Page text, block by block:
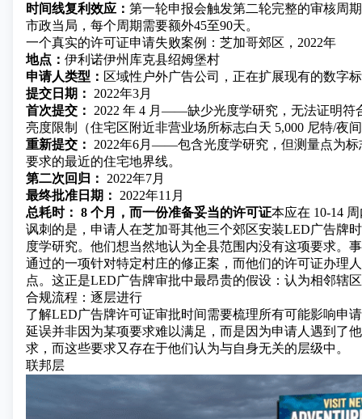
时间线复利效应： 第一轮申报会触发第二轮完整的审核周
市政当局，每个周期需要额外45至90天。
一个真实的许可证申请失败案例：芝加哥郊区，2022年
地点： 伊利诺伊州库克县绍姆堡村
申请人类型： 区域性户外广告公司，正在扩展现有的数字
提交日期：
2022年3月
首次提交：
2022 年 4 月——缺少光度学研究，无法证明符
亮度限制（住宅区附近非营业场所标志白天 5,000 尼特/夜
重新提交：
2022年6月——包含光度学研究，但测量点为标
要求的最近的住宅地界线。
第二次回归：
2022年7月
最终批准日期：
2022年11月
总耗时： 8 个月，而一份准备妥当的许可证本应在 10-14
讽刺的是，申请人在芝加哥其他三个郊区安装LED广告牌
度学研究。他们想当然地认为全县范围内没有这项要求。
通过的一项针对特定村庄的修正案，而他们的许可证办理
点。这正是LED广告牌审批中最昂贵的假设：认为相邻辖
合规流程：逐层进行
了解LED广告牌许可证审批时间需要梳理所有可能影响申
延误并非因为某项要求难以满足，而是因为申请人遇到了
求，而这些要求又存在于他们认为与自身无关的层级中。
联邦层